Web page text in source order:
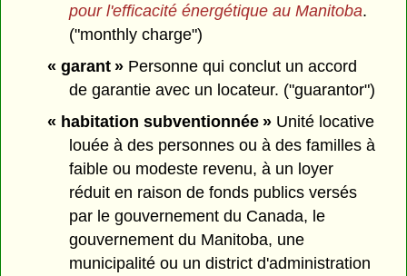
pour l'efficacité énergétique au Manitoba.
("monthly charge")
« garant »Personne qui conclut un accord
de garantie avec un locateur. ("guarantor")
« habitation subventionnée »Unité locative
louée à des personnes ou à des familles à
faible ou modeste revenu, à un loyer
réduit en raison de fonds publics versés
par le gouvernement du Canada, le
gouvernement du Manitoba, une
municipalité ou un district d'administration